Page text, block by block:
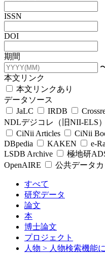
ISSN
DOI
期間
本文リンク
本文リンクあり
データソース
JaLC
IRDB
NDLデジコレ（旧NII-ELS）
CiNii Articles
CiNii
DBpedia
KAKEN e-
LSDB Archive
極地研
OpenAIRE
公共データ
すべて
研究データ
論文
本
博士論文
プロジェクト
人物 > 人物検索機能